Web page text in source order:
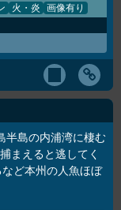
火・炎 画像有り
島半島の内浦湾に棲む
まえると逃してく
ど本州の人魚ほぼ